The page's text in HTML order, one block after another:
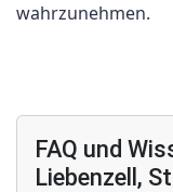
wahrzunehmen.
FAQ und
Liebenzell,